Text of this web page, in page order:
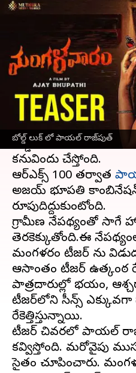
బోల్డ్ లుక్ లో పాయ‌ల్ రాజ్‌పుత్
మంగళవారం నాడు
రిలీజ్.. బోల్డ్‌
రాజ్‌పుత్
వ్రాసిన వారు TEJAVYAS BESTHA Jul 04,
ఈ వార్తాకథనం ఏంటి
మంగళవారం సినిమా టీజర్
బోల్డ్ లుక్ తో పాయల్
కనువిందు చేస్తోంది.
ఆర్ఎక్స్ 100 త‌ర్వాత
అజ‌య్ భూప‌తి
రూపుదిద్దుకుంటోంది.
గ్రామీణ నేపథ్యంతో సాగే
తెరకెక్కుతోంది.ఈ
మంగ‌ళ‌వారం టీజర్ ను
ఆసాంతం టీజ‌ర్ ఉత్కంఠ‌
పాత్రదారుల్లో భ‌యం,
టీజ‌ర్‌లోని సీన్స్
రేకెత్తిస్తున్నాయి.
టీజ‌ర్ చివ‌ర‌లో పాయ‌ల్
కవ్విస్తోంది. మరోవైపు
సైతం చూపించారు.